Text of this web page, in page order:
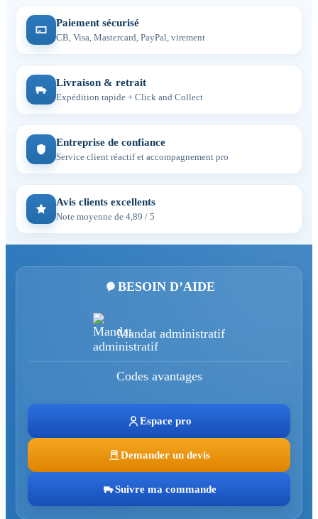
Paiement sécurisé
CB, Visa, Mastercard, PayPal, virement
Livraison & retrait
Expédition rapide + Click and Collect
Entreprise de confiance
Service client réactif et accompagnement pro
Avis clients excellents
Note moyenne de 4,89 / 5
BESOIN D’AIDE
Mandat administratif
Codes avantages
Espace pro
Demander un devis
Suivre ma commande